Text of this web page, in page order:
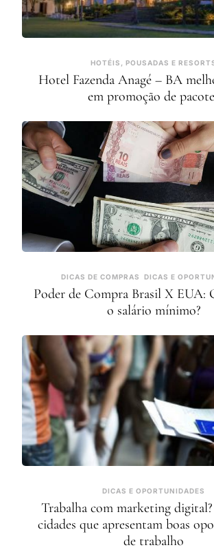
HOTÉIS, POUSADAS E
Hotel Fazenda Anagé – BA
em promoção de
DICAS DE COMPRAS DICAS E
Poder de Compra Brasil X EUA:
o salário mínimo?
DICAS E OPORTUNIDADES
Trabalha com marketing
cidades que apresentam boas
de trabalho